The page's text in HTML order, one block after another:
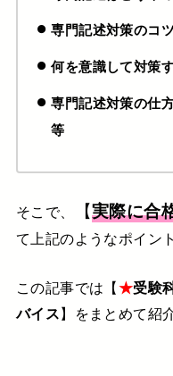
専門記述対策のコ
何を意識して対策
専門記述対策の仕
等
そこで、 【実際に合
て上記のようなポイン
この記事では【★受験
バイス】をまとめて紹